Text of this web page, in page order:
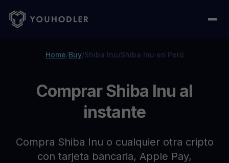
Home/Buy/Shiba Inu/Shiba Inu en Perú
Comprar Shiba Inu al
instante
Compra Shiba Inu o cualquier otra cripto
con tarjeta bancaria, Apple Pay,